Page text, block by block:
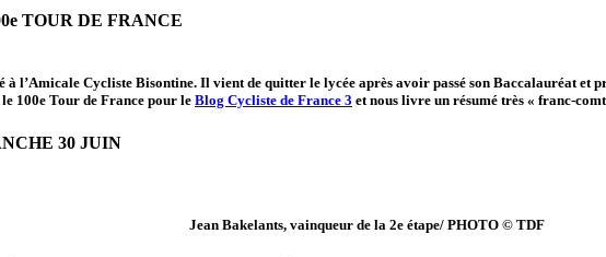
TOUR DE FRANCE
l’Amicale Cycliste Bisontine. Il vient de quitter le lycée après avoir passé son Baccalauréat et
100e Tour de France pour le Blog Cycliste de France 3 et nous livre un résumé très « franc-
30 JUIN
Jean Bakelants, vainqueur de la 2e étape/ PHOTO © TDF